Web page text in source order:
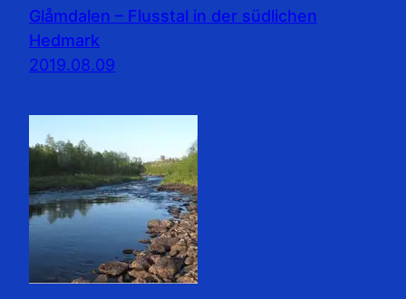
Glåmdalen – Flusstal in der südlichen
Hedmark
2019.08.09